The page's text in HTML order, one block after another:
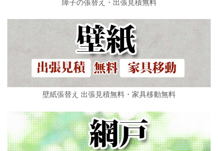
壁紙張替え 出張見積無料・家具移動無料